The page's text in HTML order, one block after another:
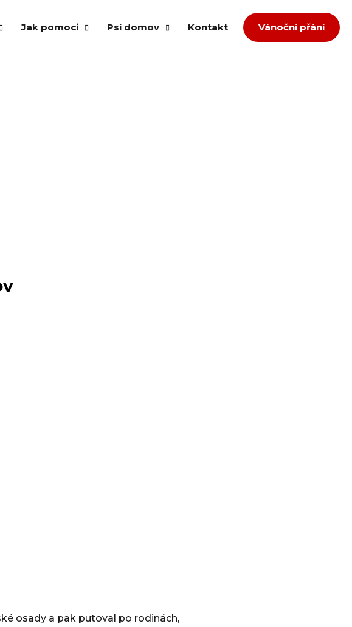
Jak pomoci Psí domov Kontakt Vánoční přání
osady a pak putoval po rodinách,